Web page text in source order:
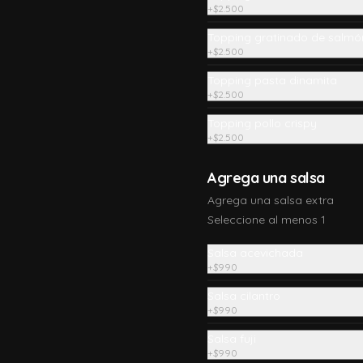
Pollo crispy roll
topping de pollo crispy
$10.490
Roll acevichado tak
Queso palta, camarón crocante,
envuelto en salmón con un exquisito
$12.990
Salmón apanado, palta, queso
+$2.500
+$2.500
+$2.500
+$2.500
Agrega una salsa
Agrega una salsa extra
Seleccione al menos 1
+$990
+$990
+$990